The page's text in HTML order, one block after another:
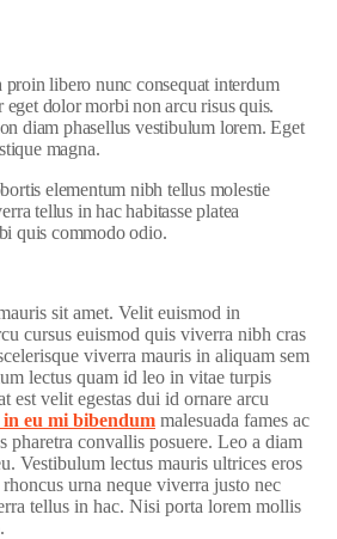
proin libero nunc consequat interdum
dolor morbi non arcu risus quis.
diam phasellus vestibulum lorem. Eget
magna.
elementum nibh tellus molestie
tellus in hac habitasse platea
quis commodo odio.
sit amet. Velit euismod in
cursus euismod quis viverra nibh cras
viverra mauris in aliquam sem
lectus quam id leo in vitae turpis
est velit egestas dui id ornare arcu
eu mi bibendum malesuada fames ac
pharetra convallis posuere. Leo a diam
Vestibulum lectus mauris ultrices eros
urna neque viverra justo nec
tellus in hac. Nisi porta lorem mollis